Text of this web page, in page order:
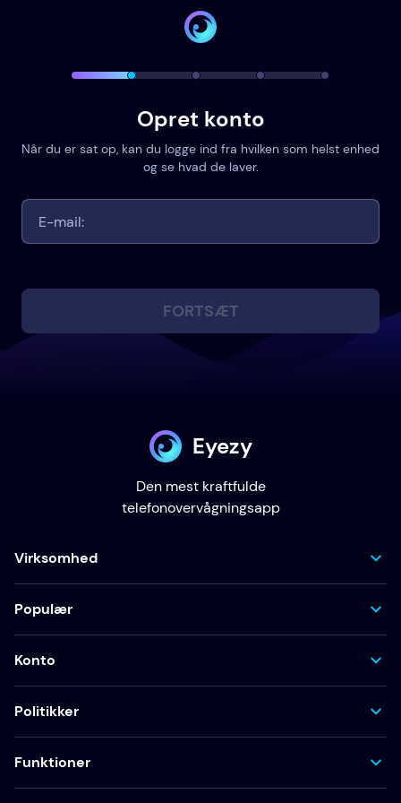
Opret konto
Når du er sat op, kan du logge ind fra hvilken som helst enhed
og se hvad de laver.
FORTSÆT
Eyezy
Den mest kraftfulde
telefonovervågningsapp
Virksomhed
Populær
Konto
Politikker
Funktioner